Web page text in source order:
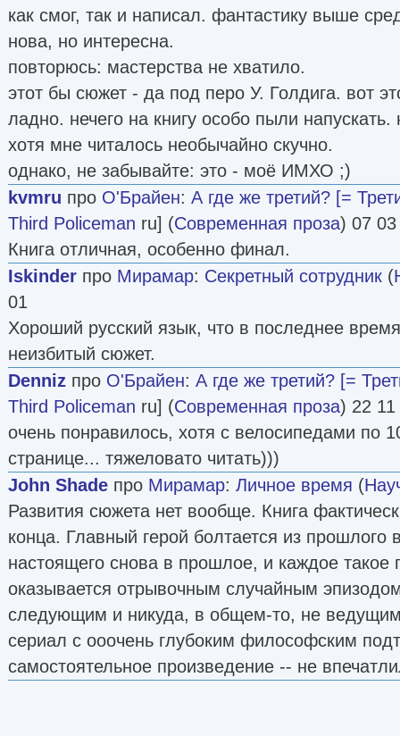
как смог, так и написал. фантастику выше
нова, но интересна.
повторюсь: мастерства не хватило.
этот бы сюжет - да под перо У. Голдига. вот
ладно. нечего на книгу особо пыли
хотя мне читалось необычайно скучно.
однако, не забывайте: это - моё ИМХО ;)
kvmru про О'Брайен: А где же третий? [=
Third Policeman ru] (Современная проза) 07 03
Книга отличная, особенно финал.
Iskinder про Мирамар: Секретный сотрудник (
01
Хороший русский язык, что в последнее
неизбитый сюжет.
Denniz про О'Брайен: А где же третий? [=
Third Policeman ru] (Современная проза) 22 11
очень понравилось, хотя с велосипедами по
странице... тяжеловато читать)))
John Shade про Мирамар: Личное время (
Развития сюжета нет вообще. Книга
конца. Главный герой болтается из прошлого
настоящего снова в прошлое, и каждое
оказывается отрывочным случайным
следующим и никуда, в общем-то, не
сериал с ооочень глубоким философским
самостоятельное произведение -- не